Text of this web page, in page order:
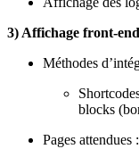
3) Affichage front-end
Méthodes
blocks
Pages attendues :